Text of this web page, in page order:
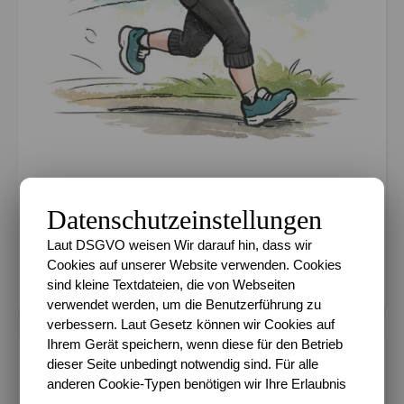
Km 2026 36.56%
Ziel 600 km in 2026
METADATEN
Datenschutzeinstellungen
Laut DSGVO weisen Wir darauf hin, dass wir
Cookies auf unserer Website verwenden. Cookies
sind kleine Textdateien, die von Webseiten
verwendet werden, um die Benutzerführung zu
verbessern. Laut Gesetz können wir Cookies auf
Ihrem Gerät speichern, wenn diese für den Betrieb
dieser Seite unbedingt notwendig sind. Für alle
anderen Cookie-Typen benötigen wir Ihre Erlaubnis